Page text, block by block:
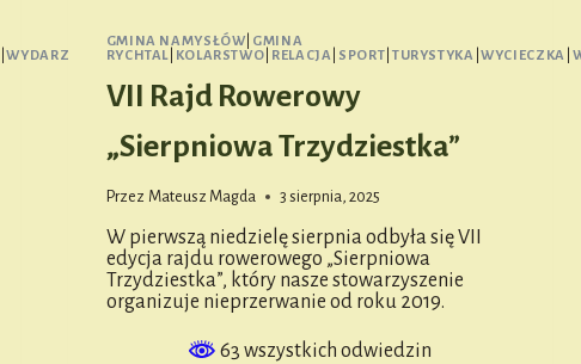
|WYDARZENIE
GMINA NAMYSŁÓW GMINA
RYCHTAL
KOLARSTWO RELACJA SPORT TURYSTYKA |WYCIECZKA
VII Rajd Rowerowy
„Sierpniowa Trzydziestka”
Przez Mateusz Magda 3 sierpnia, 2025
W pierwszą niedzielę sierpnia odbyła się VII
edycja rajdu rowerowego „Sierpniowa
Trzydziestka”, który nasze stowarzyszenie
organizuje nieprzerwanie od roku 2019.
63 wszystkich odwiedzin